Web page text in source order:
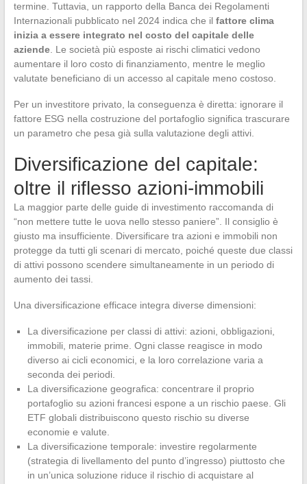
termine. Tuttavia, un rapporto della Banca dei Regolamenti
Internazionali pubblicato nel 2024 indica che il fattore clima
inizia a essere integrato nel costo del capitale delle
aziende. Le società più esposte ai rischi climatici vedono
aumentare il loro costo di finanziamento, mentre le meglio
valutate beneficiano di un accesso al capitale meno costoso.
Per un investitore privato, la conseguenza è diretta: ignorare il
fattore ESG nella costruzione del portafoglio significa trascurare
un parametro che pesa già sulla valutazione degli attivi.
Diversificazione del capitale:
oltre il riflesso azioni-immobili
La maggior parte delle guide di investimento raccomanda di
“non mettere tutte le uova nello stesso paniere”. Il consiglio è
giusto ma insufficiente. Diversificare tra azioni e immobili non
protegge da tutti gli scenari di mercato, poiché queste due classi
di attivi possono scendere simultaneamente in un periodo di
aumento dei tassi.
Una diversificazione efficace integra diverse dimensioni:
La diversificazione per classi di attivi: azioni, obbligazioni,
immobili, materie prime. Ogni classe reagisce in modo
diverso ai cicli economici, e la loro correlazione varia a
seconda dei periodi.
La diversificazione geografica: concentrare il proprio
portafoglio su azioni francesi espone a un rischio paese. Gli
ETF globali distribuiscono questo rischio su diverse
economie e valute.
La diversificazione temporale: investire regolarmente
(strategia di livellamento del punto d’ingresso) piuttosto che
in un’unica soluzione riduce il rischio di acquistare al